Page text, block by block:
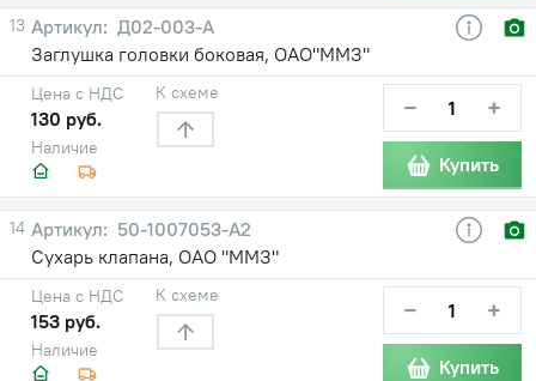
13
Д02-003-А
Заглушка головки боковая, ОАО"ММЗ"
Наличие
Цена с НДС
130 руб.
К схеме − +
Купить
14
50-1007053-А2
Сухарь клапана, ОАО "ММЗ"
Наличие
Цена с НДС
153 руб.
К схеме − +
Купить